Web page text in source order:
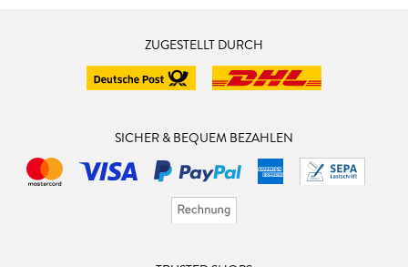
ZUGESTELLT DURCH
SICHER & BEQUEM BEZAHLEN